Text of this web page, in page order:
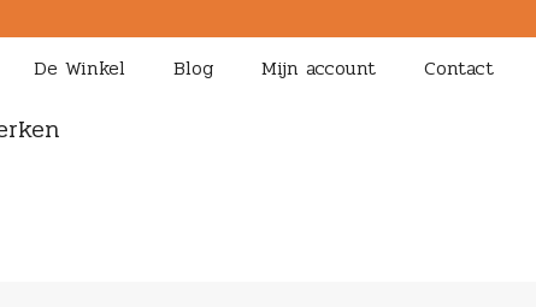
De Winkel Blog Mijn account Contact